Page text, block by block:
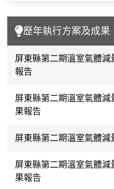
歷年執行方案及成果
屏東縣第二期溫室氣體
報告
屏東縣第二期溫室氣體
果報告
屏東縣第二期溫室氣體減
屏東縣第二期溫室氣體
果報告